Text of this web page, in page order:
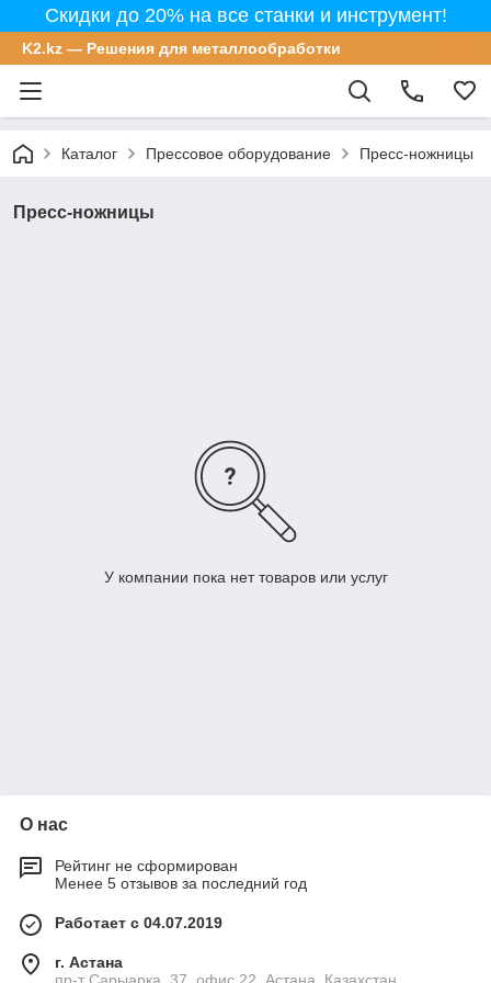
Скидки до 20% на все станки и инструмент!
K2.kz — Решения для металлообработки
Каталог Прессовое оборудование Пресс-ножницы
Пресс-ножницы
У компании пока нет товаров или услуг
О нас
Рейтинг не сформирован
Менее 5 отзывов за последний год
Работает с 04.07.2019
г. Астана